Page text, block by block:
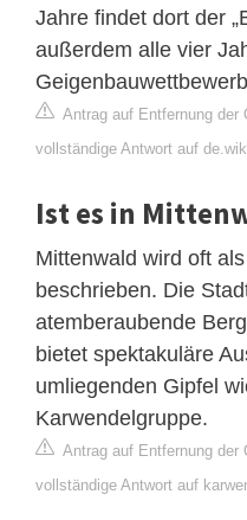
Jahre findet dort der
außerdem alle vier
Antrag auf Entfernung der
vollständige Antwort auf
Ist es in
Mittenwald wird oft
beschrieben. Die
atemberaubende
bietet spektakuläre
umliegenden Gipfel
Karwendelgruppe.
Antrag auf Entfernung der
vollständige Antwort auf